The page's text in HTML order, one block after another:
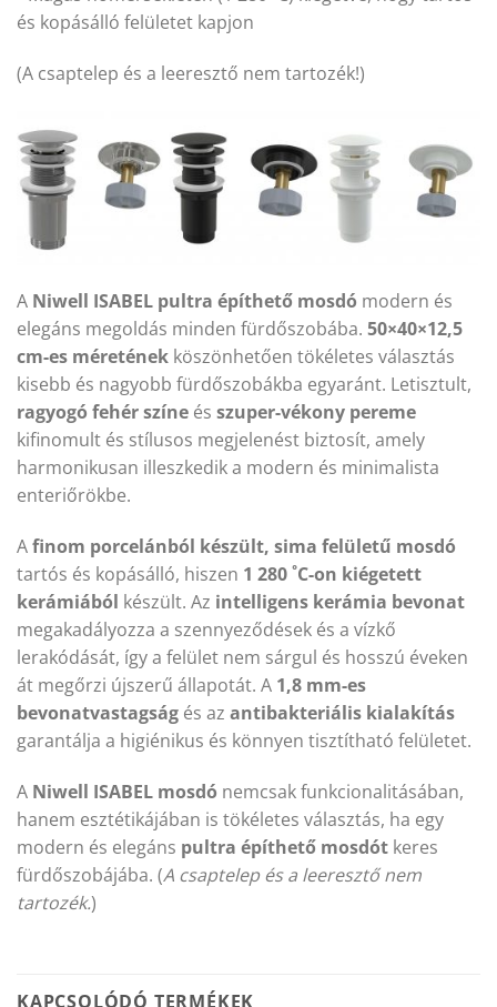
és kopásálló felületet kapjon
(A csaptelep és a leeresztő nem tartozék!)
A Niwell ISABEL pultra építhető mosdó modern és
elegáns megoldás minden fürdőszobába. 50×40×12,5
cm-es méretének köszönhetően tökéletes választás
kisebb és nagyobb fürdőszobákba egyaránt. Letisztult,
ragyogó fehér színe és szuper-vékony pereme
kifinomult és stílusos megjelenést biztosít, amely
harmonikusan illeszkedik a modern és minimalista
enteriőrökbe.
Afinom porcelánból készült, sima felületű mosdó
tartós és kopásálló, hiszen 1 280 ˚C-on kiégetett
kerámiából készült. Az intelligens kerámia bevonat
megakadályozza a szennyeződések és a vízkő
lerakódását, így a felület nem sárgul és hosszú éveken
át megőrzi újszerű állapotát. A 1,8 mm-es
bevonatvastagság és az antibakteriális kialakítás
garantálja a higiénikus és könnyen tisztítható felületet.
A Niwell ISABEL mosdó nemcsak funkcionalitásában,
hanem esztétikájában is tökéletes választás, ha egy
modern és elegáns pultra építhető mosdót keres
fürdőszobájába. (A csaptelep és a leeresztő nem
tartozék.)
KAPCSOLÓDÓ TERMÉKEK